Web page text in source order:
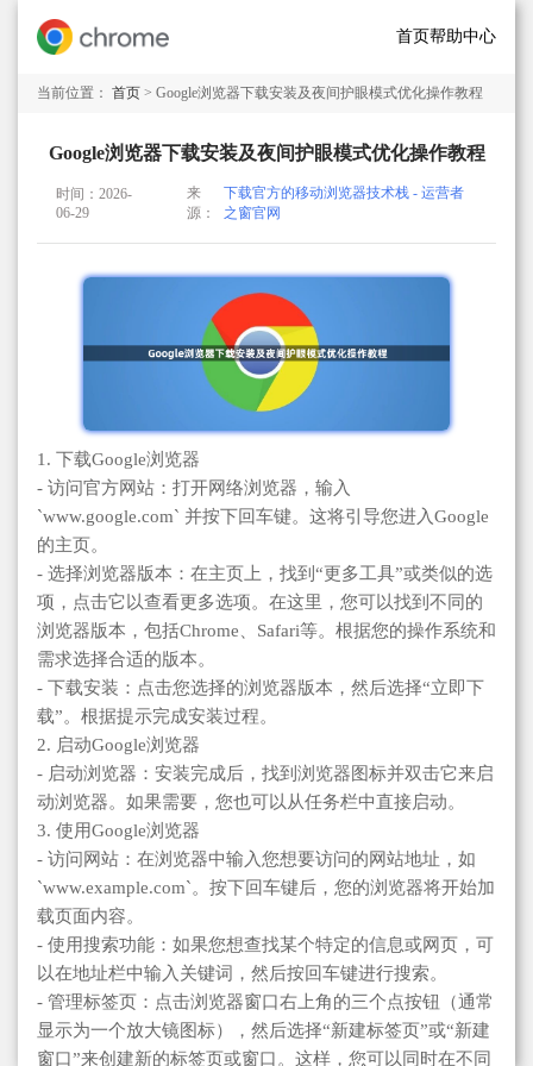
首页帮助中心
当前位置： 首页 > Google浏览器下载安装及夜间护眼模式优化操作教程
Google浏览器下载安装及夜间护眼模式优化操作教程
时间：2026-
06-29
来
源：
下载官方的移动浏览器技术栈 - 运营者
之窗官网
1. 下载Google浏览器
- 访问官方网站：打开网络浏览器，输入
`www.google.com` 并按下回车键。这将引导您进入Google
的主页。
- 选择浏览器版本：在主页上，找到“更多工具”或类似的选
项，点击它以查看更多选项。在这里，您可以找到不同的
浏览器版本，包括Chrome、Safari等。根据您的操作系统和
需求选择合适的版本。
- 下载安装：点击您选择的浏览器版本，然后选择“立即下
载”。根据提示完成安装过程。
2. 启动Google浏览器
- 启动浏览器：安装完成后，找到浏览器图标并双击它来启
动浏览器。如果需要，您也可以从任务栏中直接启动。
3. 使用Google浏览器
- 访问网站：在浏览器中输入您想要访问的网站地址，如
`www.example.com`。按下回车键后，您的浏览器将开始加
载页面内容。
- 使用搜索功能：如果您想查找某个特定的信息或网页，可
以在地址栏中输入关键词，然后按回车键进行搜索。
- 管理标签页：点击浏览器窗口右上角的三个点按钮（通常
显示为一个放大镜图标），然后选择“新建标签页”或“新建
窗口”来创建新的标签页或窗口。这样，您可以同时在不同